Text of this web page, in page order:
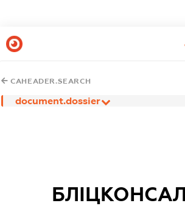
CAHEADER.SEARCH
document.dossier